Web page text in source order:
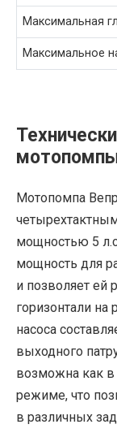
Максимальная
Максимальное
Мотопомпа
мощностью 5
мощность для
и позволяет ей
горизонтали на
насоса
выходного
возможна как в
режиме, что
в различных